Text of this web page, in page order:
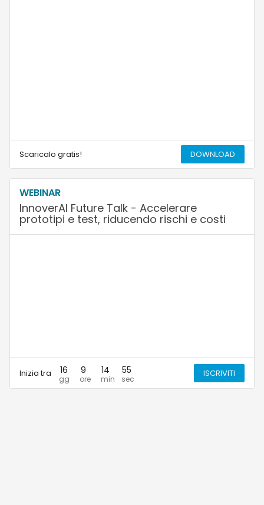
Scaricalo gratis! DOWNLOAD
WEBINAR
InnoverAI Future Talk - Accelerare
prototipi e test, riducendo rischi e costi
Inizia tra 16 9 14 55 ISCRIVITI